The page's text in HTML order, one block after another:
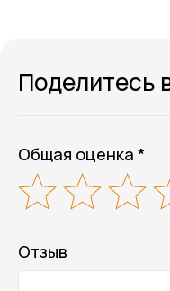
Поделитесь
Общая оценка *
Отзыв